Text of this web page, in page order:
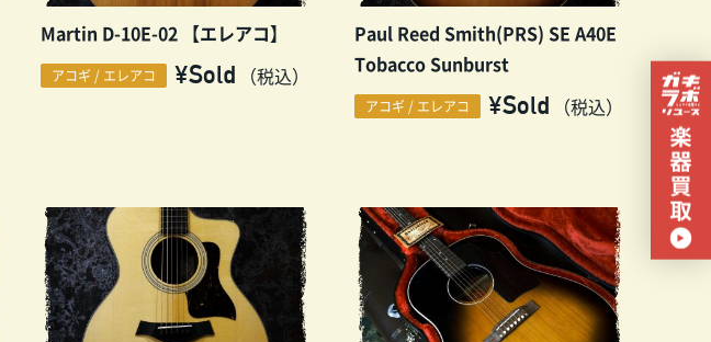
Martin D-10E-02 【エレアコ】
アコギ / エレアコ ¥Sold （税込）
Paul Reed Smith(PRS) SE A40E
Tobacco Sunburst
アコギ / エレアコ ¥Sold （税込）